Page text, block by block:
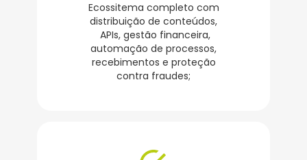
Ecossitema completo com
distribuição de conteúdos,
APIs, gestão financeira,
automação de processos,
recebimentos e proteção
contra fraudes;